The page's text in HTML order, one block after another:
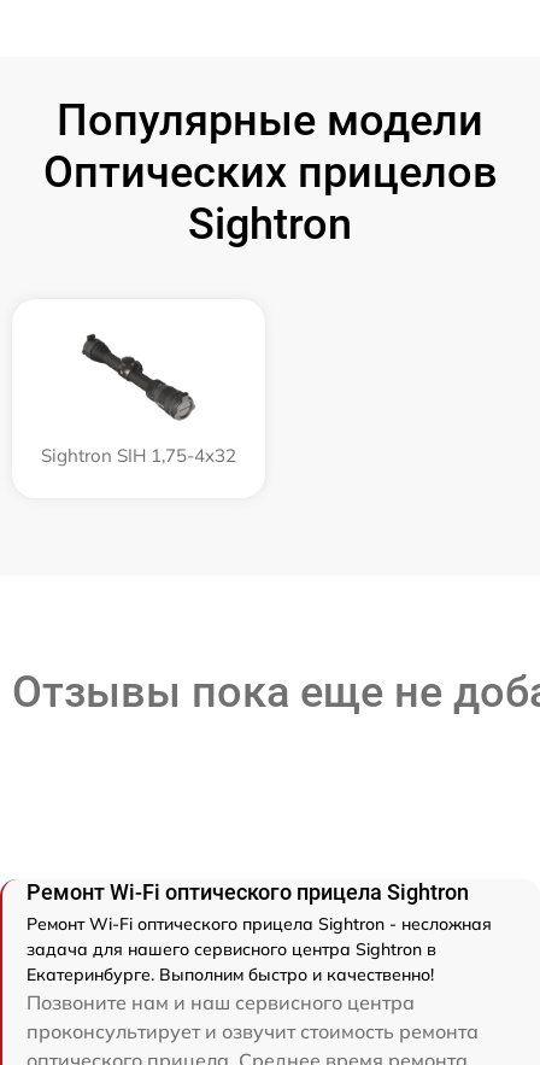
Популярные модели
Оптических прицелов
Sightron
Sightron SIH 1,75-4x32
Отзывы пока еще не
Ремонт Wi-Fi оптического прицела Sightron
Ремонт Wi-Fi оптического прицела Sightron - несложная
задача для нашего сервисного центра Sightron в
Екатеринбурге. Выполним быстро и качественно!
Позвоните нам и наш сервисного центра
проконсультирует и озвучит стоимость ремонта
оптического прицела. Среднее время ремонта